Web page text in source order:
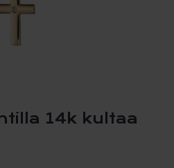
14k kultaa